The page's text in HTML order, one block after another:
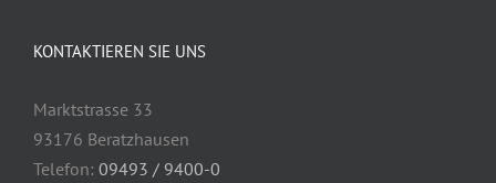
KONTAKTIEREN SIE UNS
Marktstrasse 33
93176 Beratzhausen
Telefon: 09493 / 9400-0